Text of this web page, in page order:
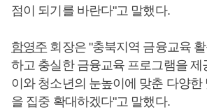
점이 되기를 바란다"고 말했다.
함영주 회장은 "충북지역 금융교육
하고 충실한 금융교육 프로그램을 제
이와 청소년의 눈높이에 맞춘 다양한
을 집중 확대하겠다"고 말했다.